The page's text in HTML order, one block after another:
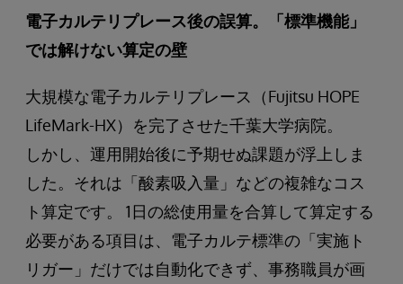
電子カルテリプレース後の誤算。「標準機能」
では解けない算定の壁
大規模な電子カルテリプレース（Fujitsu HOPE
LifeMark-HX）を完了させた千葉大学病院。
しかし、運用開始後に予期せぬ課題が浮上しま
した。それは「酸素吸入量」などの複雑なコス
ト算定です。 1日の総使用量を合算して算定する
必要がある項目は、電子カルテ標準の「実施ト
リガー」だけでは自動化できず、事務職員が画